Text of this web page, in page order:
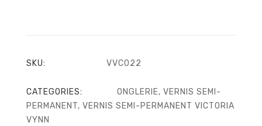
SKU: VVC022
CATEGORIES: ONGLERIE, VERNIS SEMI-
PERMANENT, VERNIS SEMI-PERMANENT VICTORIA
VYNN